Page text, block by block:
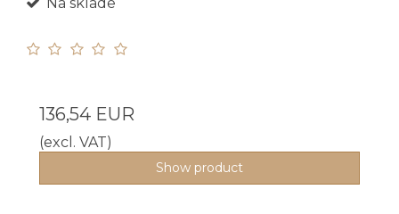
136,54 EUR
(excl. VAT)
Show product